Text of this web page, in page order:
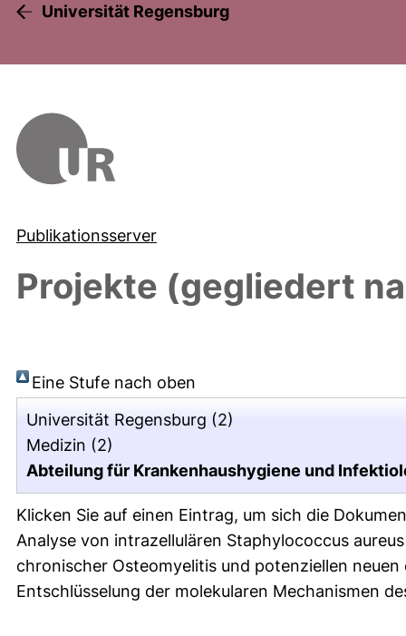
Universität Regensburg
Publikationsserver
Projekte (gegliedert
Eine Stufe nach oben
Universität Regensburg (2)
Medizin (2)
Abteilung für Krankenhaushygiene und
Klicken Sie auf einen Eintrag, um sich die
Analyse von intrazellulären Staphylococcus
chronischer Osteomyelitis und potenziellen
Entschlüsselung der molekularen Mechanismen